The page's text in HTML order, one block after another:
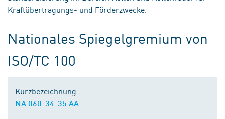
Kraftübertragungs- und Förderzwecke.
Nationales Spiegelgremium von
ISO/TC 100
Kurzbezeichnung
NA 060-34-35 AA